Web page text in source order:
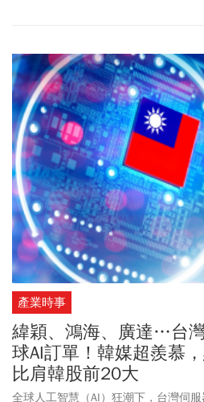
訊受阻，所幸其友人美國烏克蘭僑民
辦人馬克斯·列夫琴（Max Levchin）
拉執行長馬斯克（Elon Musk）。
到數百Starlink帳號，讓IT聚落企業得
他笑說，「你永遠不知道，明天會跟
產業時事
緯穎、鴻海、廣達…台
球AI訂單！韓媒超羨慕
比肩韓股前20大
全球人工智慧（AI）狂潮下，台灣伺